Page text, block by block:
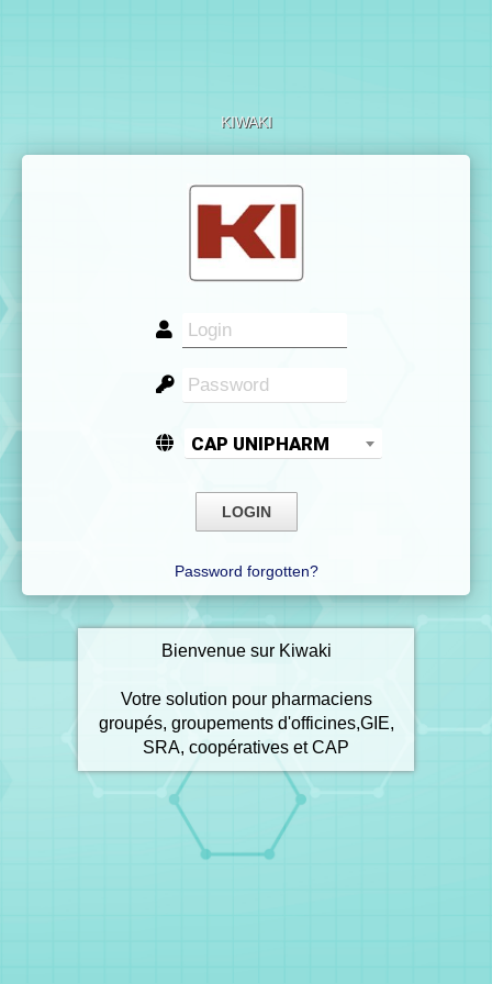
KIWAKI
CAP UNIPHARM
Password forgotten?
Bienvenue sur Kiwaki
Votre solution pour pharmaciens
groupés, groupements d'officines,GIE,
SRA, coopératives et CAP